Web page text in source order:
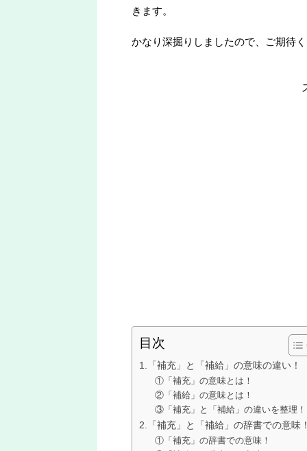
きます。
かなり深掘りしましたので、ご期待
目次
1.「補充」と「補給」の意味の違い！
①「補充」の意味とは！
②「補給」の意味とは！
③「補充」と「補給」の違いを整理！
2.「補充」と「補給」の辞書での意味
①「補充」の辞書での意味！